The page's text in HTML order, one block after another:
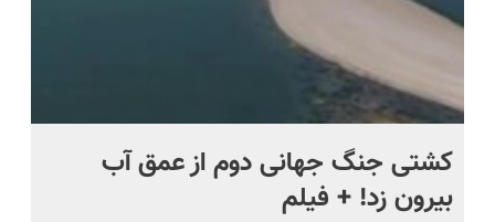
کشتی‌ جنگ جهانی دوم از عمق آب
بیرون زد! + فیلم